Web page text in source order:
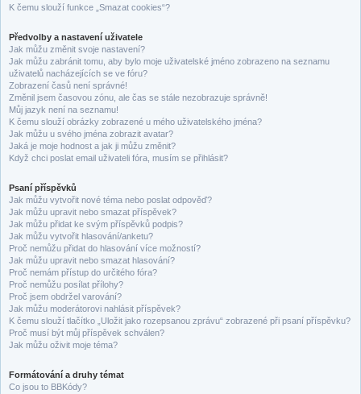
K čemu slouží funkce „Smazat cookies“?
Předvolby a nastavení uživatele
Jak můžu změnit svoje nastavení?
Jak můžu zabránit tomu, aby bylo moje uživatelské jméno zobrazeno na seznamu
uživatelů nacházejících se ve fóru?
Zobrazení časů není správné!
Změnil jsem časovou zónu, ale čas se stále nezobrazuje správně!
Můj jazyk není na seznamu!
K čemu slouží obrázky zobrazené u mého uživatelského jména?
Jak můžu u svého jména zobrazit avatar?
Jaká je moje hodnost a jak ji můžu změnit?
Když chci poslat email uživateli fóra, musím se přihlásit?
Psaní příspěvků
Jak můžu vytvořit nové téma nebo poslat odpověď?
Jak můžu upravit nebo smazat příspěvek?
Jak můžu přidat ke svým příspěvků podpis?
Jak můžu vytvořit hlasování/anketu?
Proč nemůžu přidat do hlasování více možností?
Jak můžu upravit nebo smazat hlasování?
Proč nemám přístup do určitého fóra?
Proč nemůžu posílat přílohy?
Proč jsem obdržel varování?
Jak můžu moderátorovi nahlásit příspěvek?
K čemu slouží tlačítko „Uložit jako rozepsanou zprávu“ zobrazené při psaní příspěvku?
Proč musí být můj příspěvek schválen?
Jak můžu oživit moje téma?
Formátování a druhy témat
Co jsou to BBKódy?